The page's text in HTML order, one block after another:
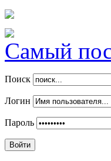
Самый
Поиск
Логин
Пароль
Войти